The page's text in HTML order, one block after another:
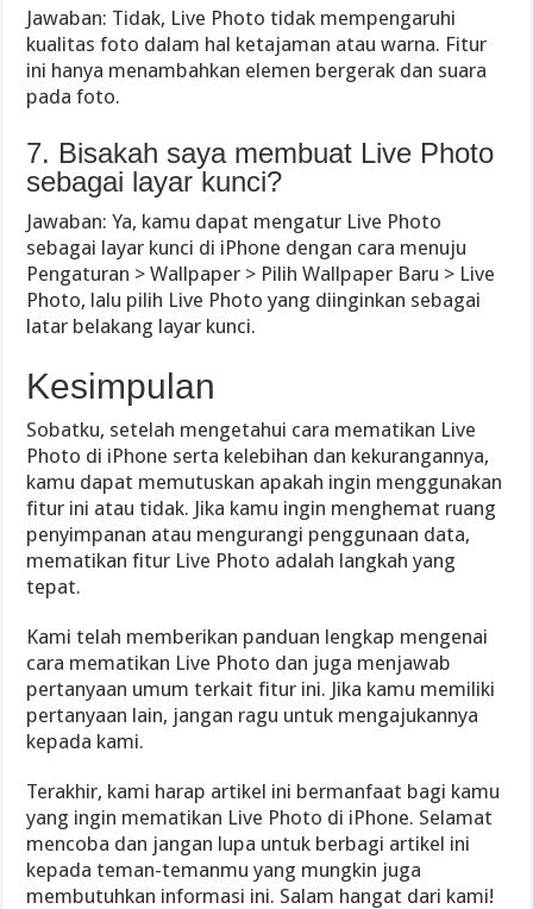
Jawaban: Tidak, Live Photo tidak mempengaruhi
kualitas foto dalam hal ketajaman atau warna. Fitur
ini hanya menambahkan elemen bergerak dan suara
pada foto.
7. Bisakah saya membuat Live Photo
sebagai layar kunci?
Jawaban: Ya, kamu dapat mengatur Live Photo
sebagai layar kunci di iPhone dengan cara menuju
Pengaturan > Wallpaper > Pilih Wallpaper Baru > Live
Photo, lalu pilih Live Photo yang diinginkan sebagai
latar belakang layar kunci.
Kesimpulan
Sobatku, setelah mengetahui cara mematikan Live
Photo di iPhone serta kelebihan dan kekurangannya,
kamu dapat memutuskan apakah ingin menggunakan
fitur ini atau tidak. Jika kamu ingin menghemat ruang
penyimpanan atau mengurangi penggunaan data,
mematikan fitur Live Photo adalah langkah yang
tepat.
Kami telah memberikan panduan lengkap mengenai
cara mematikan Live Photo dan juga menjawab
pertanyaan umum terkait fitur ini. Jika kamu memiliki
pertanyaan lain, jangan ragu untuk mengajukannya
kepada kami.
Terakhir, kami harap artikel ini bermanfaat bagi kamu
yang ingin mematikan Live Photo di iPhone. Selamat
mencoba dan jangan lupa untuk berbagi artikel ini
kepada teman-temanmu yang mungkin juga
membutuhkan informasi ini. Salam hangat dari kami!